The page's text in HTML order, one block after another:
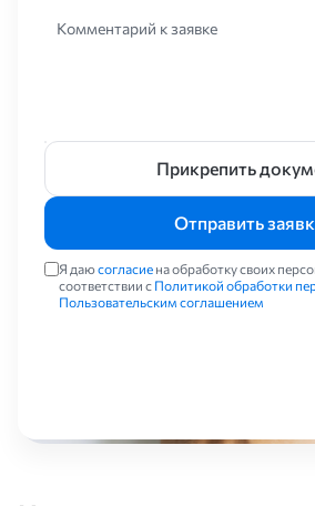
и нефтепродукты, жидкие углеводороды,
техническая вода) на промышленных
горнодобывающей, нефтедобывающей,
промышленности.
Комментарий к заявке
Прикрепить
Отправить
Я даюсогласие на обработку своих
соответствии с Политикой обработки
Пользовательским соглашением